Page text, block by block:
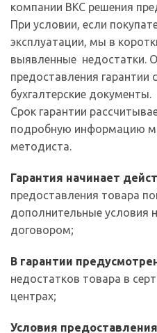
компании ВКС решения
При условии, если
эксплуатации, мы в
выявленные недостатки.
предоставления гарантии
бухгалтерские документы.
Срок гарантии
подробную информацию
методиста.
Гарантия начинает
предоставления товара
дополнительные условия
договором;
В гарантии
недостатков товара в
центрах;
Условия